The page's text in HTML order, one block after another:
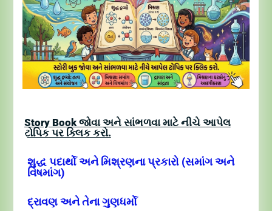
Story Book જોવા અને સાંભળવા માટે નીચે આપેલ
ટોપિક પર ક્લિક કરો.
શુદ્ધ પદાર્થો અને મિશ્રણના પ્રકારો (સમાંગ અને
વિષમાંગ)
દ્રાવણ અને તેના ગુણધર્મો